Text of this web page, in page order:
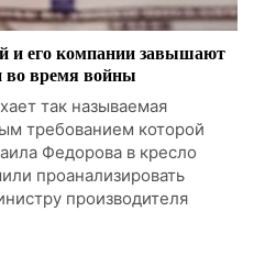
и его компании завышают
во время войны
так называемая
требованием которой
Федорова в кресло
проанализировать
производителя